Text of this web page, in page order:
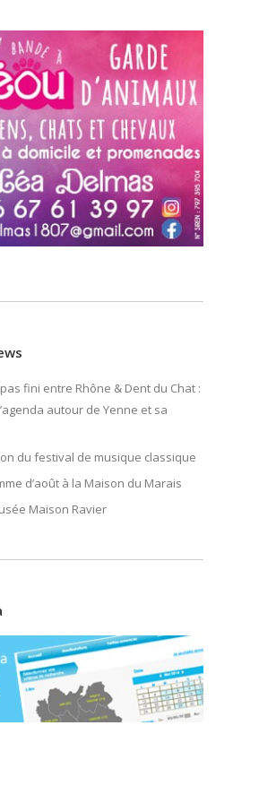
pas fini entre Rhône & Dent du Chat :
autour de Yenne et sa
du festival de musique classique
d’août à la Maison du Marais
Maison Ravier